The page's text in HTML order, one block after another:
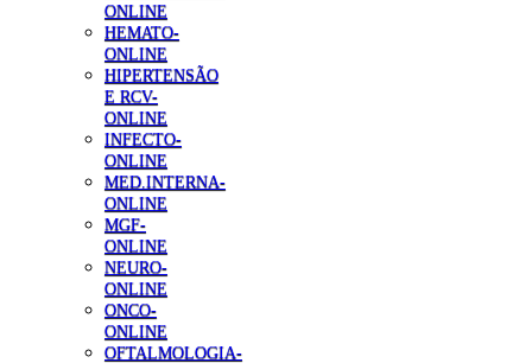
ONLINE
HEMATO-
ONLINE
HIPERTENSÃO
E RCV-
ONLINE
INFECTO-
ONLINE
MED.INTERNA-
ONLINE
MGF-
ONLINE
NEURO-
ONLINE
ONCO-
ONLINE
OFTALMOLOGIA-